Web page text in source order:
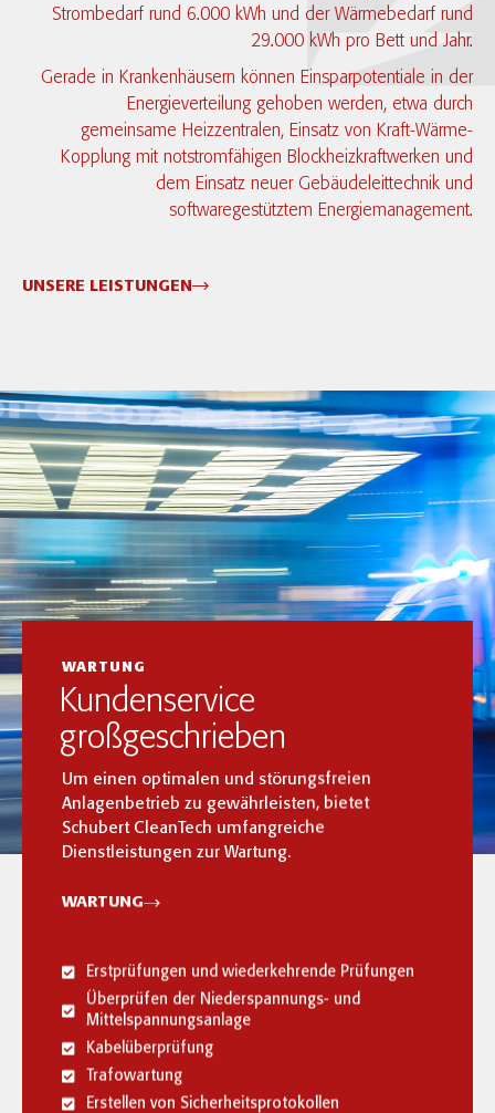
Strombedarf rund 6.000 kWh und der Wärmebedarf rund
29.000 kWh pro Bett und Jahr.
Gerade in Krankenhäusern können Einsparpotentiale in der
Energieverteilung gehoben werden, etwa durch
gemeinsame Heizzentralen, Einsatz von Kraft-Wärme-
Kopplung mit notstromfähigen Blockheizkraftwerken und
dem Einsatz neuer Gebäudeleittechnik und
softwaregestütztem Energiemanagement.
UNSERE LEISTUNGEN
WARTUNG
Kundenservice
großgeschrieben
Um einen optimalen und störungsfreien
Anlagenbetrieb zu gewährleisten, bietet
Schubert CleanTech umfangreiche
Dienstleistungen zur Wartung.
WARTUNG
Erstprüfungen und wiederkehrende Prüfungen
Überprüfen der Niederspannungs- und
Mittelspannungsanlage
Kabelüberprüfung
Trafowartung
Erstellen von Sicherheitsprotokollen